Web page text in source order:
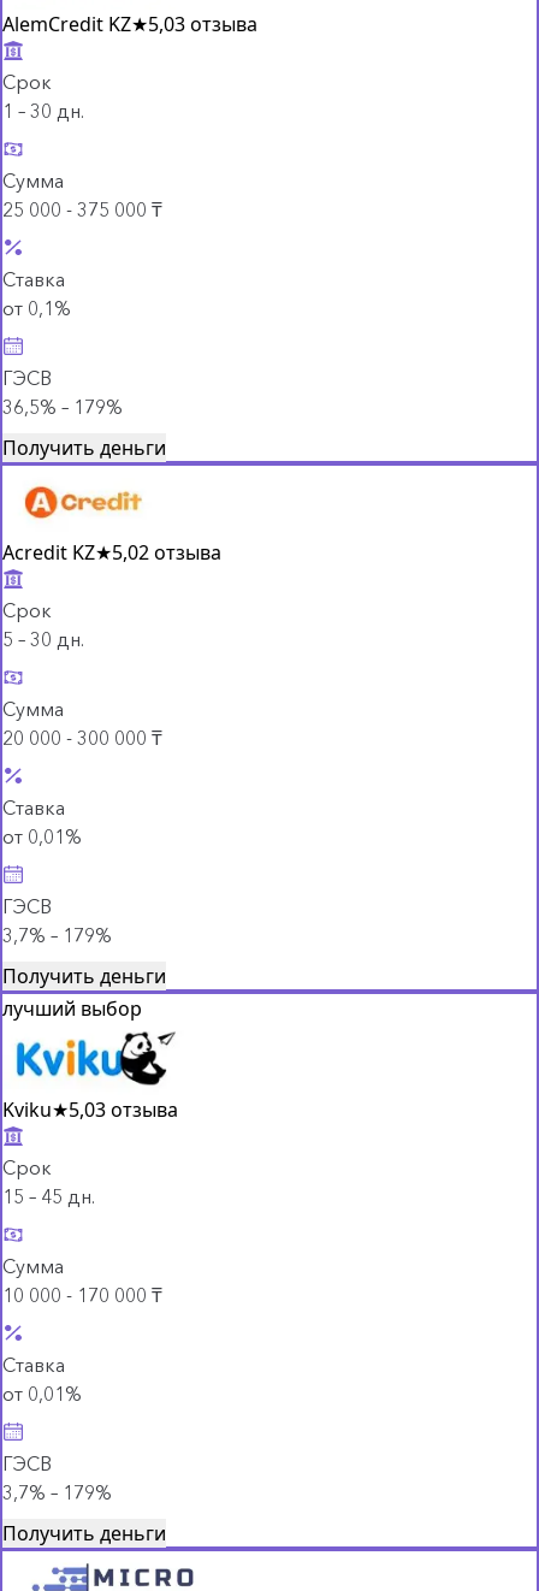
AlemCredit KZ★5,03 отзыва
Срок
1 – 30 дн.
Сумма
25 000 - 375 000 ₸
Ставка
от 0,1%
ГЭСВ
36,5% – 179%
Получить деньги
Acredit KZ★5,02 отзыва
Срок
5 – 30 дн.
Сумма
20 000 - 300 000 ₸
Ставка
от 0,01%
ГЭСВ
3,7% – 179%
Получить деньги
лучший выбор
Kviku★5,03 отзыва
Срок
15 – 45 дн.
Сумма
10 000 - 170 000 ₸
Ставка
от 0,01%
ГЭСВ
3,7% – 179%
Получить деньги